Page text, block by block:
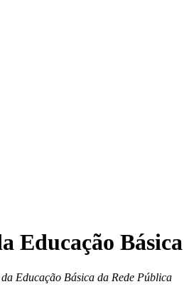
Educação Básica
Educação Básica da Rede Pública